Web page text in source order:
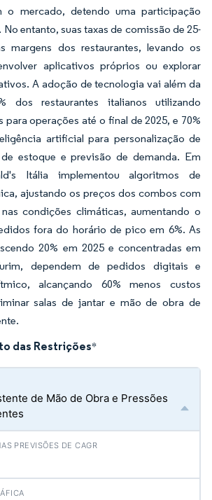
o mercado, detendo uma participação
entanto, suas taxas de comissão de 25-
margens dos restaurantes, levando os
aplicativos próprios ou explorar
A adoção de tecnologia vai além da
dos restaurantes italianos utilizando
operações até o final de 2025, e 70%
artificial para personalização de
estoque e previsão de demanda. Em
Itália implementou algoritmos de
ajustando os preços dos combos com
condições climáticas, aumentando o
fora do horário de pico em 6%. As
20% em 2025 e concentradas em
dependem de pedidos digitais e
alcançando 60% menos custos
salas de jantar e mão de obra de
das Restrições*
de Mão de Obra e Pressões